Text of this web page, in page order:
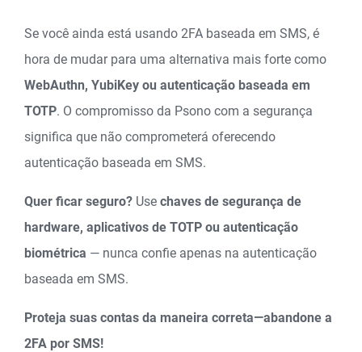
Se você ainda está usando 2FA baseada em SMS, é
hora de mudar para uma alternativa mais forte como
WebAuthn, YubiKey ou autenticação baseada em
TOTP. O compromisso da Psono com a segurança
significa que não comprometerá oferecendo
autenticação baseada em SMS.
Quer ficar seguro? Use chaves de segurança de
hardware, aplicativos de TOTP ou autenticação
biométrica — nunca confie apenas na autenticação
baseada em SMS.
Proteja suas contas da maneira correta—abandone a
2FA por SMS!